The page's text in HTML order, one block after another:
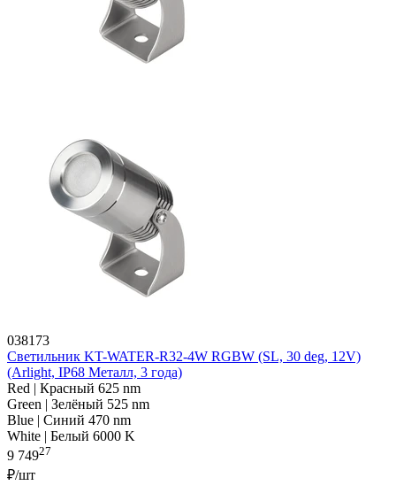
038173
Светильник KT-WATER-R32-4W RGBW (SL, 30 deg, 12V)
(Arlight, IP68 Металл, 3 года)
Red | Красный 625 nm
Green | Зелёный 525 nm
Blue | Синий 470 nm
White | Белый 6000 K
9 74927
₽/шт